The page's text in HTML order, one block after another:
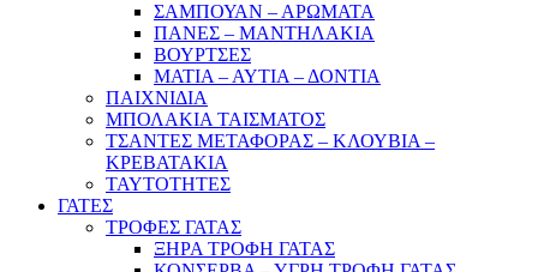
ΣΑΜΠΟΥΑΝ – ΑΡΩΜΑΤΑ
ΠΑΝΕΣ – ΜΑΝΤΗΛΑΚΙΑ
ΒΟΥΡΤΣΕΣ
ΜΑΤΙΑ – ΑΥΤΙΑ – ΔΟΝΤΙΑ
ΠΑΙΧΝΙΔΙΑ
ΜΠΟΛΑΚΙΑ ΤΑΙΣΜΑΤΟΣ
ΤΣΑΝΤΕΣ ΜΕΤΑΦΟΡΑΣ – ΚΛΟΥΒΙΑ –
ΚΡΕΒΑΤΑΚΙΑ
ΤΑΥΤΟΤΗΤΕΣ
ΓΑΤΕΣ
ΤΡΟΦΕΣ ΓΑΤΑΣ
ΞΗΡΑ ΤΡΟΦΗ ΓΑΤΑΣ